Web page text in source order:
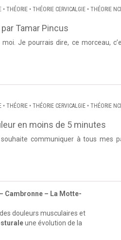
• THÉORIE• THÉORIE CERVICALGIE• THÉORIE
Tamar Pincus
• THÉORIE• THÉORIE CERVICALGIE• THÉORIE
en moins de 5 minutes
communiquer à tous mes
s’agit d’un condensé d’informat...
Cambronne – La Motte-
douleurs musculaires et
une évolution de la